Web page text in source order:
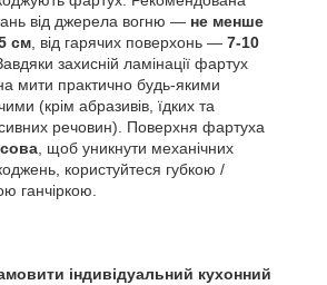
від джерела вогню — не менше
см, від гарячих поверхонь — 7-10
захисній ламінації фартух
мити практично будь-якими
(крім абразивів, їдких та
речовин). Поверхня фартуха
, щоб уникнути механічних
користуйтеся губкою /
ганчіркою.
індивідуальний кухонний